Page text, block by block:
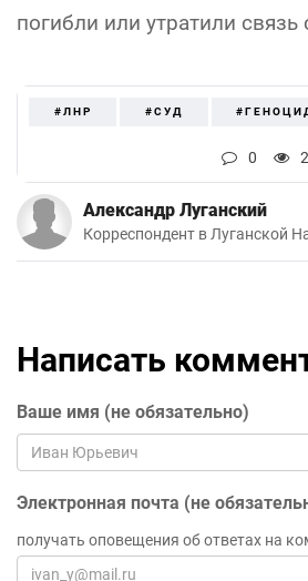
погибли или утратили
#ЛНР #СУД
0
Александр Луганский
Корреспондент в Луганской
Написать
Ваше имя (не обязательно)
Электронная почта (не
получать оповещения об ответах на